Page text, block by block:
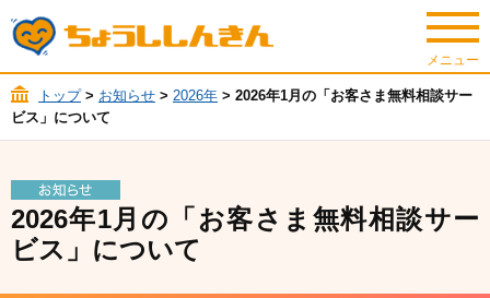
トップ> お知らせ > 2026年 > 2026年1月の「お客さま無料相談サー
ビス」について
2026年1月の「お客さま無料相談サー
ビス」について